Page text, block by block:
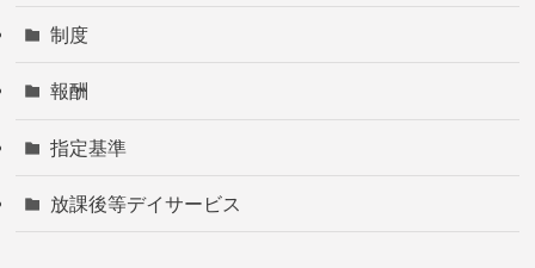
制度
報酬
指定基準
放課後等デイサービス